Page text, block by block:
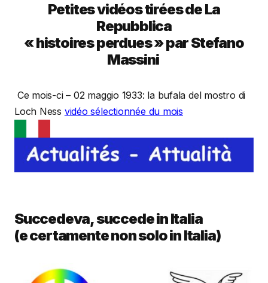
Petites vidéos tirées de La
Repubblica
« histoires perdues » par Stefano
Massini
Ce mois-ci – 02 maggio 1933: la bufala del mostro di
Loch Ness vidéo sélectionnée du mois
Succedeva, succede in Italia
(e certamente non solo in Italia)